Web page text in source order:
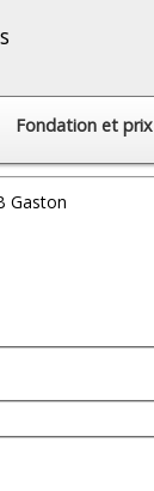
Fondation et prix
Gaston